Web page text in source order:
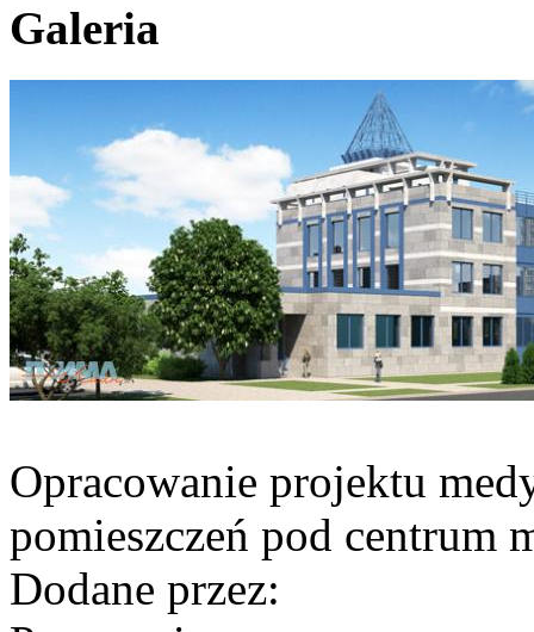
Galeria
Opracowanie projektu
pomieszczeń pod centrum
Dodane przez: